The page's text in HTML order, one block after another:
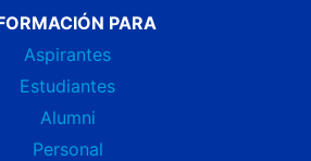
PARA
Aspirantes
Estudiantes
Alumni
Personal